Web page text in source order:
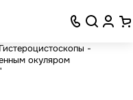
Гистероцистоскопы -
окуляром